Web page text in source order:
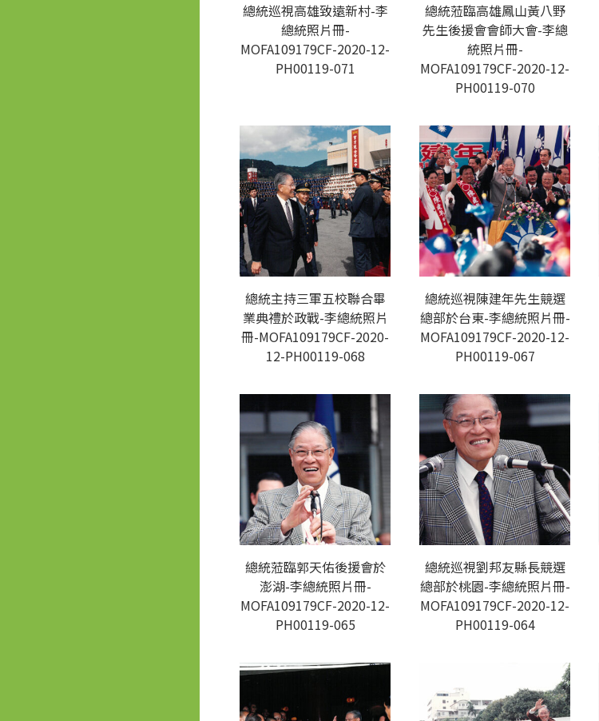
總統巡視高雄致遠新村-李
總統照片冊-
MOFA109179CF-2020-12-
PH00119-071
總統蒞臨高雄鳳山黃八野
先生後援會會師大會-李總
統照片冊-
MOFA109179CF-2020-12-
PH00119-070
總統主持三軍五校聯合畢
業典禮於政戰-李總統照片
冊-MOFA109179CF-2020-
12-PH00119-068
總統巡視陳建年先生競選
總部於台東-李總統照片冊-
MOFA109179CF-2020-12-
PH00119-067
總統蒞臨郭天佑後援會於
澎湖-李總統照片冊-
MOFA109179CF-2020-12-
PH00119-065
總統巡視劉邦友縣長競選
總部於桃園-李總統照片冊-
MOFA109179CF-2020-12-
PH00119-064